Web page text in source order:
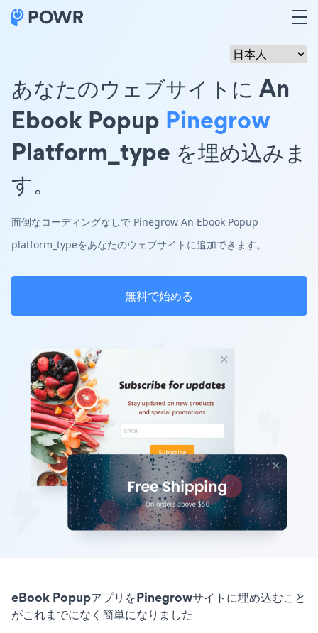
あなたのウェブサイトに An
Ebook Popup Pinegrow
Platform_type を埋め込みま
す。
面倒なコーディングなしで Pinegrow An Ebook Popup
platform_typeをあなたのウェブサイトに追加できます。
無料で始める
eBook PopupアプリをPinegrowサイトに埋め込むこと
がこれまでになく簡単になりました